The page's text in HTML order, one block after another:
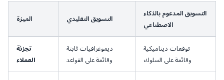
الميزة التسويق التقليدي
التسويق المدعوم بالذكاء
الاصطناعي
تجزئة
العملاء
ديموغرافيات ثابتة
وقائمة على القواعد
توقعات ديناميكية
وقائمة على السلوك